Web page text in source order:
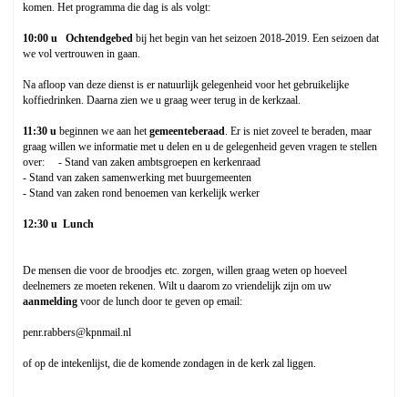
komen. Het programma die dag is als volgt:
10:00 u Ochtendgebed bij het begin van het seizoen 2018-2019. Een seizoen dat
we vol vertrouwen in gaan.
Na afloop van deze dienst is er natuurlijk gelegenheid voor het gebruikelijke
koffiedrinken. Daarna zien we u graag weer terug in de kerkzaal.
11:30 u beginnen we aan hetgemeenteberaad. Er is niet zoveel te beraden, maar
graag willen we informatie met u delen en u de gelegenheid geven vragen te stellen
over: - Stand van zaken ambtsgroepen en kerkenraad
- Stand van zaken samenwerking met buurgemeenten
- Stand van zaken rond benoemen van kerkelijk werker
12:30 u Lunch
De mensen die voor de broodjes etc. zorgen, willen graag weten op hoeveel
deelnemers ze moeten rekenen. Wilt u daarom zo vriendelijk zijn om uw
aanmelding voor de lunch door te geven op email:
penr.rabbers@kpnmail.nl
of op de intekenlijst, die de komende zondagen in de kerk zal liggen.